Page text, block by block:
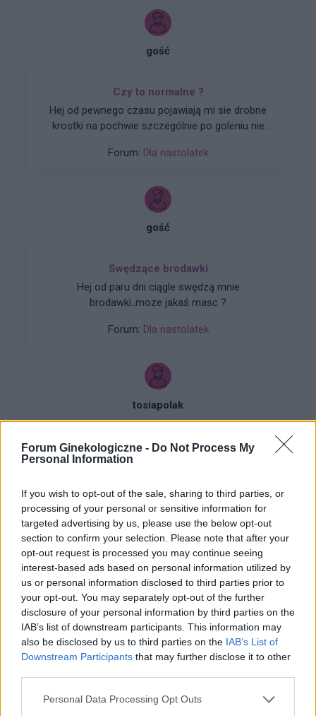
Forum Ginekologiczne - Do Not Process My
Personal Information
If you wish to opt-out of the sale, sharing to third parties, or
processing of your personal or sensitive information for
targeted advertising by us, please use the below opt-out
section to confirm your selection. Please note that after your
opt-out request is processed you may continue seeing
interest-based ads based on personal information utilized by
us or personal information disclosed to third parties prior to
your opt-out. You may separately opt-out of the further
disclosure of your personal information by third parties on the
IAB’s list of downstream participants. This information may
also be disclosed by us to third parties on the IAB’s List of
Downstream Participants that may further disclose it to other
Personal Data Processing Opt Outs
gość
Czy to normalne ?
Hej od pewnego czasu pojawiają mi sie drobne
krostki na pochwie szczególnie po goleniu nie
Forum: Dla nastolatek
gość
Swędzące brodawki
Hej od paru dni ciągle swędzą mnie
brodawki..moze jakaś masc ?
Forum: Dla nastolatek
tosiapolak
Osocze bogatoplytkowe
Cześć, Z różnymi infekcjami intymnymi
leczeniach udało mi sie z tego wyjść. Jednakze
problem pozostał, czuję ciągły dyskomfort oraz
mam zaczerwienienia w bruzdach między
wargowych. Posiewy są czyste. Lekarka
chciałaby wykonac u mnie osocze
bogatoplytkowe w te miejsca. Może któraś z
Was miala wykonywany tali zabieg i moze cos o
nim wiecej sie wypowiedzieć. Będę wdzięczna
za wszelkie informacje
Forum:Ginekologia - forum dla rodziny i
pacjentki
gość
Obtarcie blon sluzowych pochwy
Obtarcie blon sluzowych pochwy podczas
pomoze na ta dolegliwość?.
Forum:Ginekologia - forum dla rodziny i